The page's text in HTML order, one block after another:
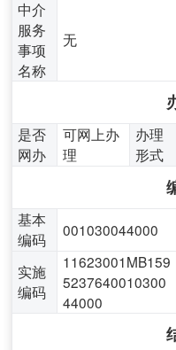
中介
服务
事项
名称
无
是否
网办
可网上办
理
办理
形式
基本
编码
001030044000
实施
编码
11623001MB159
5237640010300
44000